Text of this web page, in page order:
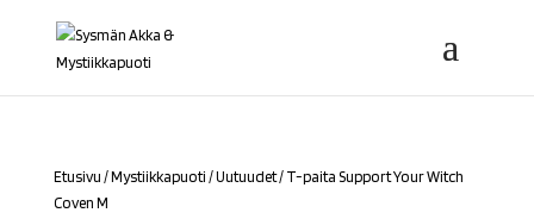
Etusivu /Mystiikkapuoti /Uutuudet/ T-paita Support Your Witch
Coven M